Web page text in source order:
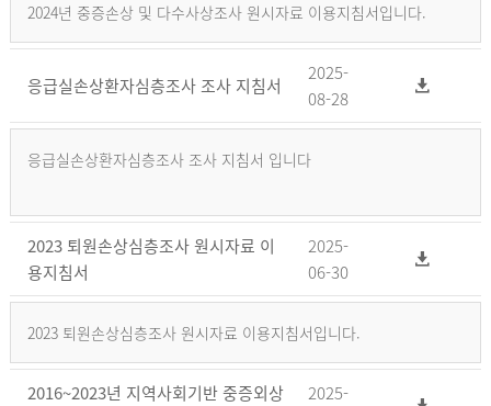
2024년 중증손상 및 다수사상조사 원시자료 이용지침서입니다.
응급실손상환자심층조사 조사 지침서
2025-
08-28
응급실손상환자심층조사 조사 지침서 입니다
2023 퇴원손상심층조사 원시자료 이
용지침서
2025-
06-30
2023 퇴원손상심층조사 원시자료 이용지침서입니다.
2016~2023년 지역사회기반 중증외상
2025-